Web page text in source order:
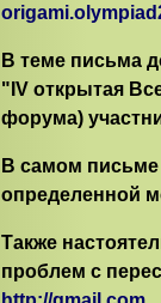
В теме письма
"IV открытая
форума)
В самом письме
определенной
Также
проблем с